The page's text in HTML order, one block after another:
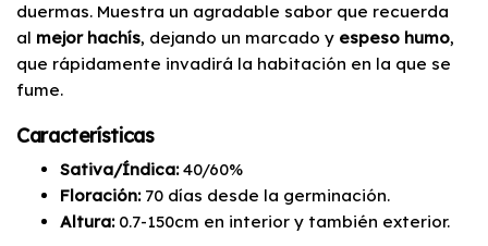
duermas. Muestra un agradable sabor que recuerda
al mejor hachís, dejando un marcado y espeso humo,
que rápidamente invadirá la habitación en la que se
fume.
Características
Sativa/Índica:40/60%
Floración: 70 días desde la germinación.
Altura: 0.7-150cm en interior y también exterior.